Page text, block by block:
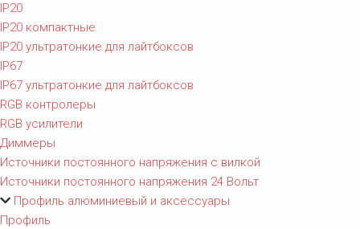
IP20
IP20 компактные
IP20 ультратонкие для лайтбоксов
IP67
IP67 ультратонкие для лайтбоксов
RGB контролеры
RGB усилители
Диммеры
Источники постоянного напряжения с вилкой
Источники постоянного напряжения 24 Вольт
Профиль алюминиевый и аксессуары
Профиль